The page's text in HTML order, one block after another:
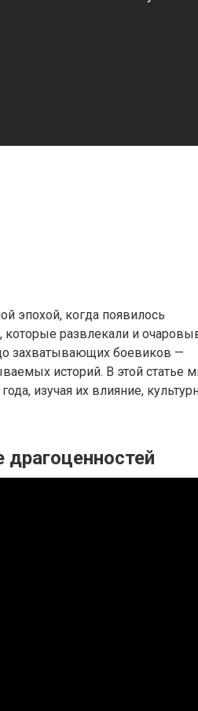
эпохой, когда появилось
которые развлекали и
захватывающих боевиков —
историй. В этой статье
изучая их влияние,